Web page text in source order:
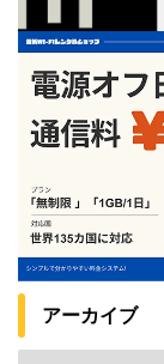
アーカイブ